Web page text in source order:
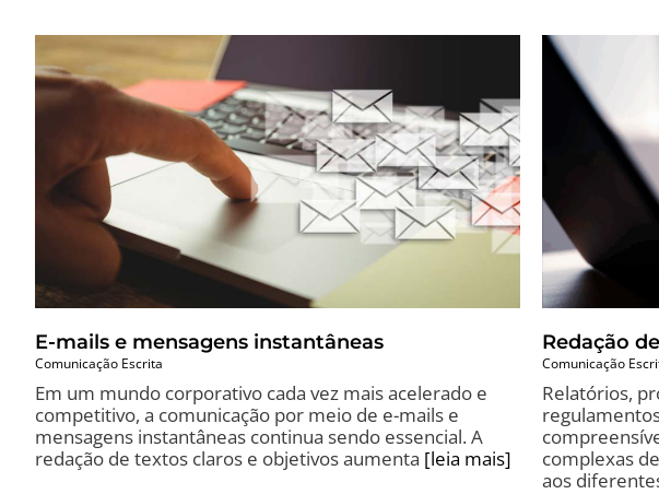
E-mails e mensagens instantâneas
Comunicação Escrita
Em um mundo corporativo cada vez mais acelerado e
competitivo, a comunicação por meio de e-mails e
mensagens instantâneas continua sendo essencial. A
redação de textos claros e objetivos aumenta [leia mais]
Redação
Comunicação
Relatórios,
complexas
aos